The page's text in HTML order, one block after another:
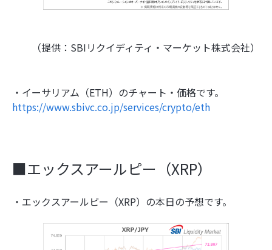
（提供：SBIリクイディティ・マーケット株式会社）
・イーサリアム（ETH）のチャート・価格です。
https://www.sbivc.co.jp/services/crypto/eth
■エックスアールピー（XRP）
・エックスアールピー（XRP）の本日の予想です。